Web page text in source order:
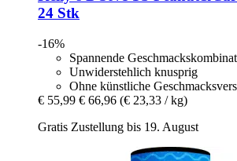
24 Stk
-16%
Spannende
Unwiderstehlich knusprig
Ohne künstliche
€ 55,99 € 66,96 (€ 23,33 / kg)
Gratis Zustellung bis 19. August